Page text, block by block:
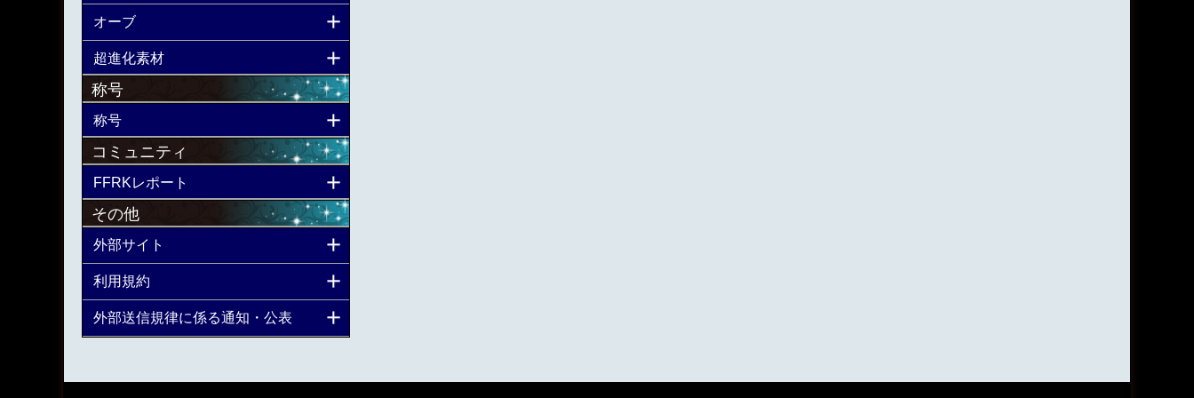
オーブ
超進化素材
称号
称号
コミュニティ
FFRKレポート
その他
外部サイト
利用規約
外部送信規律に係る通知・公表